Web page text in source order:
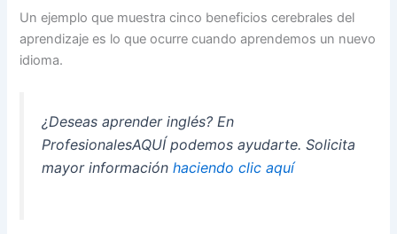
Un ejemplo que muestra cinco beneficios cerebrales del
aprendizaje es lo que ocurre cuando aprendemos un nuevo
idioma.
¿Deseas aprender inglés? En
ProfesionalesAQUÍpodemos ayudarte. Solicita
mayor informaciónhaciendo clic aquí